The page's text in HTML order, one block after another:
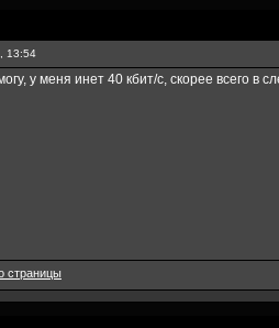
13:54
у меня инет 40 кбит/с, скорее всего в